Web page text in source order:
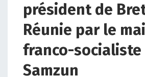
président de
Réunie par le
franco-socialiste
Samzun